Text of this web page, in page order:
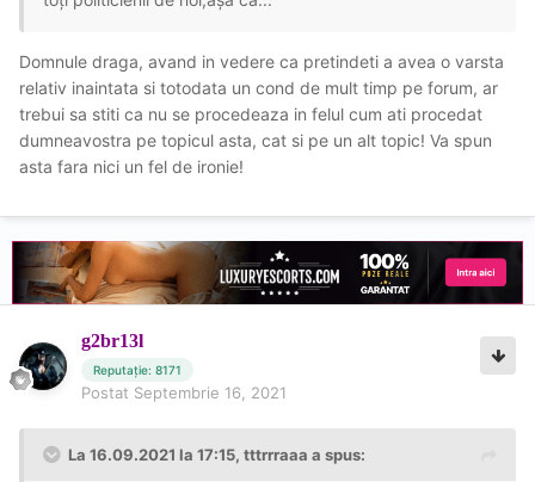
Domnule draga, avand in vedere ca pretindeti a avea o varsta
relativ inaintata si totodata un cond de mult timp pe forum, ar
trebui sa stiti ca nu se procedeaza in felul cum ati procedat
dumneavostra pe topicul asta, cat si pe un alt topic! Va spun
asta fara nici un fel de ironie!
g2br13l
Reputație: 8171
Postat Septembrie 16, 2021
La 16.09.2021 la 17:15, tttrrraaa a spus: